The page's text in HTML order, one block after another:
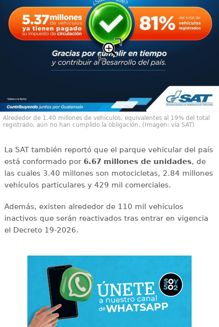
Alrededor de 1.40 millones de vehículos, equivalentes al 19% del total
registrado, aún no han cumplido la obligación. (Imagen: vía SAT)
La SAT también reportó que el parque vehicular del país
está conformado por 6.67 millones de unidades, de
las cuales 3.40 millones son motocicletas, 2.84 millones
vehículos particulares y 429 mil comerciales.
Además, existen alrededor de 110 mil vehículos
inactivos que serán reactivados tras entrar en vigencia
el Decreto 19-2026.